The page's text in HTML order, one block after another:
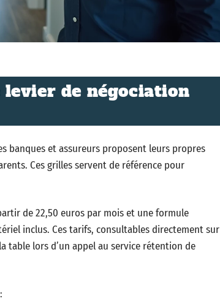
de négociation
banques et assureurs proposent leurs propres
Ces grilles servent de référence pour
de 22,50 euros par mois et une formule
inclus. Ces tarifs, consultables directement sur
table lors d’un appel au service rétention de